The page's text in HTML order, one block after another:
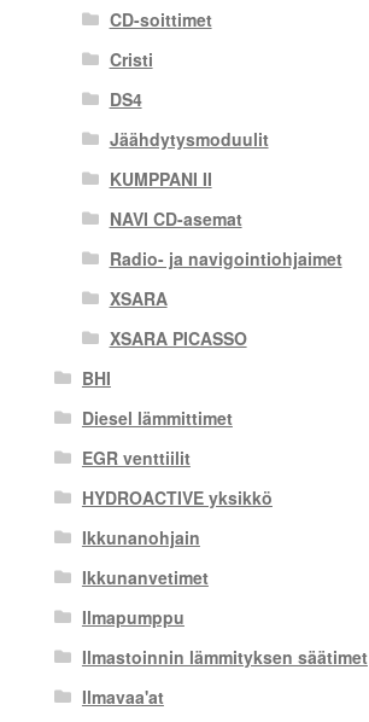
CD-soittimet
Cristi
DS4
Jäähdytysmoduulit
KUMPPANI II
NAVI CD-asemat
Radio- ja navigointiohjaimet
XSARA
XSARA PICASSO
BHI
Diesel lämmittimet
EGR venttiilit
HYDROACTIVE yksikkö
Ikkunanohjain
Ikkunanvetimet
Ilmapumppu
Ilmastoinnin lämmityksen säätimet
Ilmavaa'at